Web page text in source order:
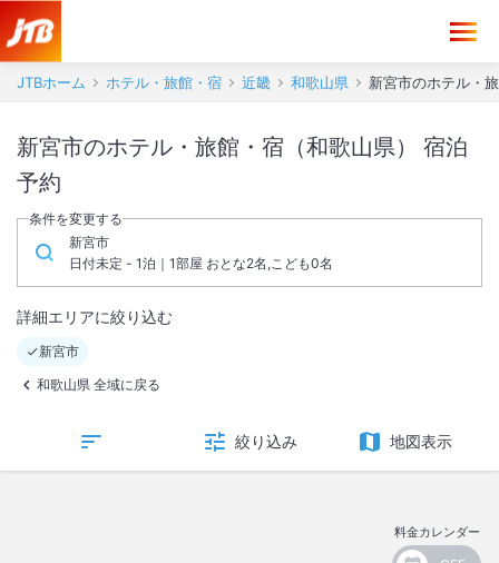
JTBホーム ホテル・旅館・宿 近畿 和歌山県 新宮市のホテル・
新宮市のホテル・旅館・宿（和歌山県） 宿泊
予約
条件を変更する
新宮市
日付未定 - 1泊｜1部屋 おとな2名,こども0名
詳細エリアに絞り込む
新宮市
和歌山県 全域に戻る
絞り込み 地図表示
料金カレンダー